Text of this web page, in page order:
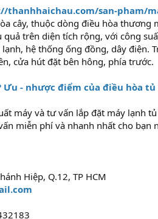
thanhhaichau.com/san-pham/
cây, thuộc dòng điều hòa
trên diện tích rộng, với công
hệ thống ống đồng, dây
cửa hút đặt bên hông, phía trước.
- nhược điểm của điều hòa tủ
máy và tư vấn lắp đặt máy lạnh
miễn phí và nhanh nhất cho bạn
Hiệp, Q.12, TP HCM